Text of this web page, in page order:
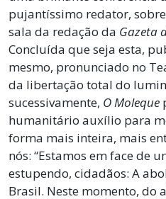
pujantíssimo redator,
sala da redação da Gazeta
Concluída que seja esta,
mesmo, pronunciado no
da libertação total do
sucessivamente, O Moleque
humanitário auxílio para
forma mais inteira, mais
nós: “Estamos em face de
estupendo, cidadãos: A
Brasil. Neste momento, do